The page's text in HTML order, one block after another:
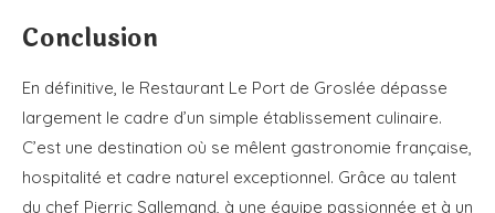
Conclusion
En définitive, le Restaurant Le Port de Groslée dépasse
largement le cadre d’un simple établissement culinaire.
C’est une destination où se mêlent gastronomie française,
hospitalité et cadre naturel exceptionnel. Grâce au talent
du chef Pierric Sallemand, à une équipe passionnée et à un